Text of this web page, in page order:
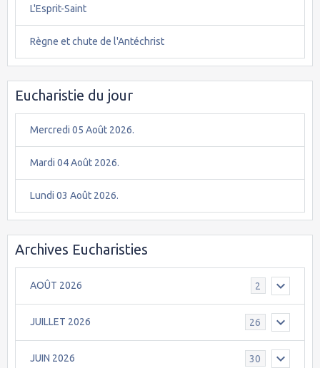
L'Esprit-Saint
Règne et chute de l'Antéchrist
Eucharistie du jour
Mercredi 05 Août 2026.
Mardi 04 Août 2026.
Lundi 03 Août 2026.
Archives Eucharisties
AOÛT 2026 2
JUILLET 2026 26
JUIN 2026 30